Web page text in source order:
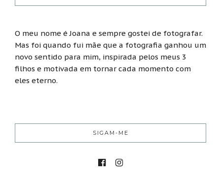
O meu nome é Joana e sempre gostei de fotografar.
Mas foi quando fui mãe que a fotografia ganhou um
novo sentido para mim, inspirada pelos meus 3
filhos e motivada em tornar cada momento com
eles eterno.
SIGAM-ME